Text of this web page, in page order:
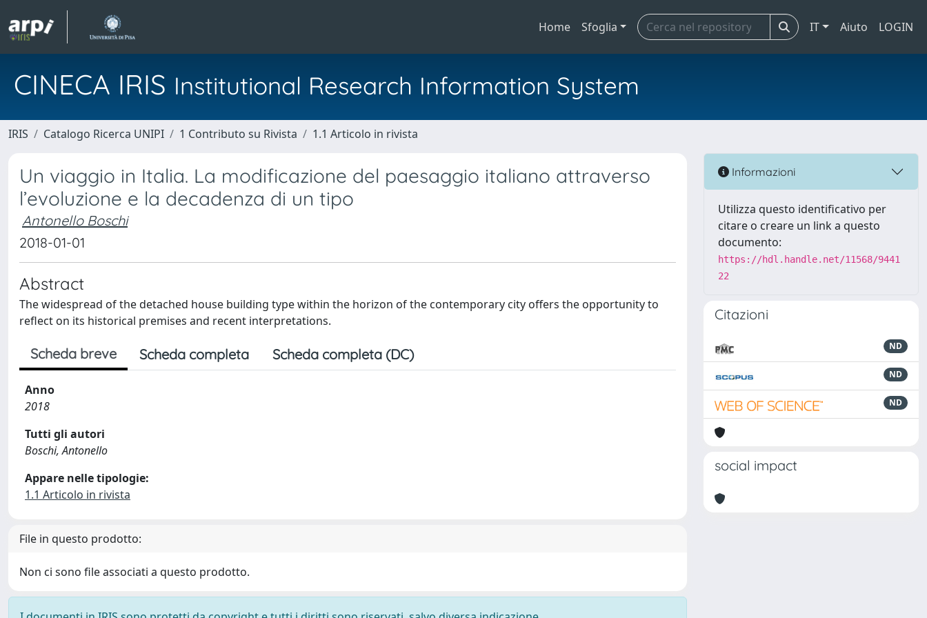
Home Sfoglia IT Aiuto LOGIN
CINECA IRIS Institutional Research Information System
IRIS Catalogo Ricerca UNIPI 1 Contributo su Rivista 1.1 Articolo in rivista
Un viaggio in Italia. La modificazione del paesaggio italiano attraverso
l’evoluzione e la decadenza di un tipo
Antonello Boschi
2018-01-01
Abstract
The widespread of the detached house building type within the horizon of the contemporary city offers the opportunity to
reflect on its historical premises and recent interpretations.
Scheda breve Scheda completa Scheda completa (DC)
Anno
2018
Tutti gli autori
Boschi, Antonello
Appare nelle tipologie:
1.1 Articolo in rivista
File in questo prodotto:
Non ci sono file associati a questo prodotto.
Informazioni
Utilizza questo identificativo per
citare o creare un link a questo
documento:
https://hdl.handle.net/11568/9441
22
Citazioni
ND
ND
ND
social impact